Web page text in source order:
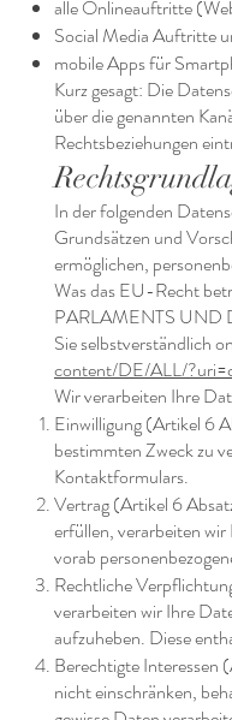
alle Onlineauftritte
Social Media Auftritte
mobile Apps für
Kurz gesagt: Die
über die genannten
Rechtsbeziehungen
In der folgenden
Grundsätzen und
ermöglichen,
Was das EU-Recht
PARLAMENTS UND
Sie selbstverständlich
content/DE/ALL/
Wir verarbeiten Ihre
Einwilligung (Artikel 6
bestimmten Zweck zu
Kontaktformulars.
Vertrag (Artikel 6
erfüllen, verarbeiten
vorab
Rechtliche
verarbeiten wir Ihre
aufzuheben. Diese
Berechtigte Interessen
nicht einschränken,